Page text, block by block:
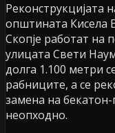
Реконструкцијата
општината Кисела
Скопје работат на
улицата Свети
долга 1.100 метри
рабниците, а се
замена на
неопходно.